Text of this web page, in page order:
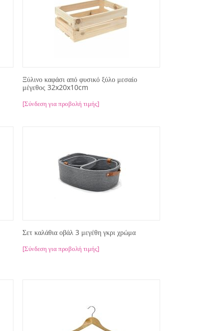
Ξύλινο καφάσι από φυσικό ξύλο μεσαίο
μέγεθος 32x20x10cm
[Σύνδεση για προβολή τιμής]
Σετ καλάθια οβάλ 3 μεγέθη γκρι χρώμα
[Σύνδεση για προβολή τιμής]